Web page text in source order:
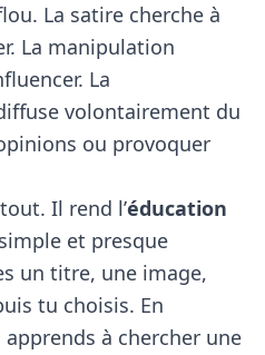
La satire cherche à
La manipulation
La
volontairement du
ou provoquer
Il rend l’éducation
et presque
un titre, une image,
tu choisis. En
à chercher une